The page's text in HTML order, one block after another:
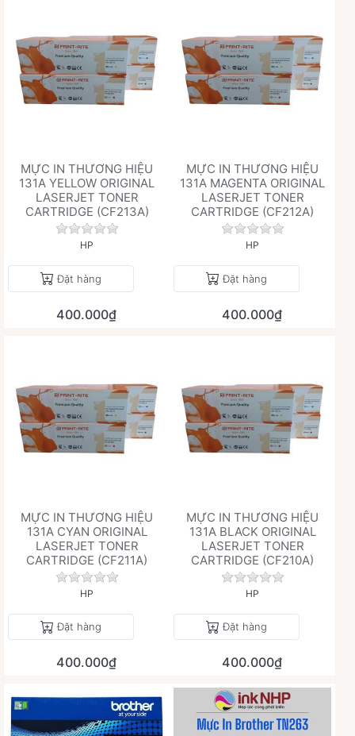
MỰC IN THƯƠNG HIỆU
131A YELLOW ORIGINAL
LASERJET TONER
CARTRIDGE (CF213A)
Chưa có đánh giá nào cho sản phẩm này.
HP
Đặt hàng
400.000₫
MỰC IN THƯƠNG HIỆU
131A MAGENTA ORIGINAL
LASERJET TONER
CARTRIDGE (CF212A)
Chưa có đánh giá
HP
Đặt hàng
400.000₫
MỰC IN THƯƠNG HIỆU
131A CYAN ORIGINAL
LASERJET TONER
CARTRIDGE (CF211A)
Chưa có đánh giá nào cho sản phẩm này.
HP
Đặt hàng
400.000₫
MỰC IN THƯƠNG HIỆU
131A BLACK ORIGINAL
LASERJET TONER
CARTRIDGE (CF210A)
Chưa có đánh giá
HP
Đặt hàng
400.000₫